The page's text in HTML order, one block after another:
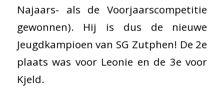
Najaars- als de Voorjaarscompetitie
gewonnen). Hij is dus de nieuwe
Jeugdkampioen van SG Zutphen! De 2e
plaats was voor Leonie en de 3e voor
Kjeld.